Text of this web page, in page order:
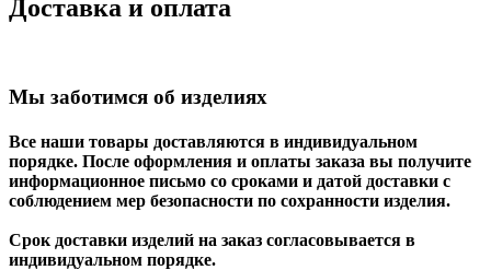
Доставка и оплата
Мы заботимся об изделиях
Все наши товары доставляются в индивидуальном
порядке. После оформления и оплаты заказа вы получите
информационное письмо со сроками и датой доставки с
соблюдением мер безопасности по сохранности изделия.
Срок доставки изделий на заказ согласовывается в
индивидуальном порядке.